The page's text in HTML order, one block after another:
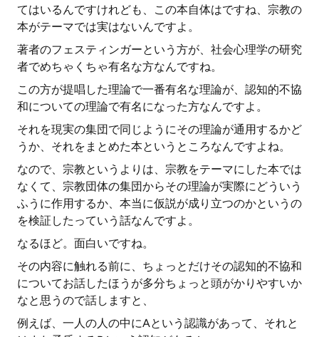
てはいるんですけれども、この本自体はですね、宗教の
本がテーマでは実はないんですよ。
著者のフェスティンガーという方が、社会心理学の研究
者でめちゃくちゃ有名な方なんですね。
この方が提唱した理論で一番有名な理論が、認知的不協
和についての理論で有名になった方なんですよ。
それを現実の集団で同じようにその理論が通用するかど
うか、それをまとめた本というところなんですよね。
なので、宗教というよりは、宗教をテーマにした本では
なくて、宗教団体の集団からその理論が実際にどういう
ふうに作用するか、本当に仮説が成り立つのかというの
を検証したっていう話なんですよ。
なるほど。面白いですね。
その内容に触れる前に、ちょっとだけその認知的不協和
についてお話したほうが多分ちょっと頭がかりやすいか
なと思うので話しますと、
例えば、一人の人の中にAという認識があって、それと